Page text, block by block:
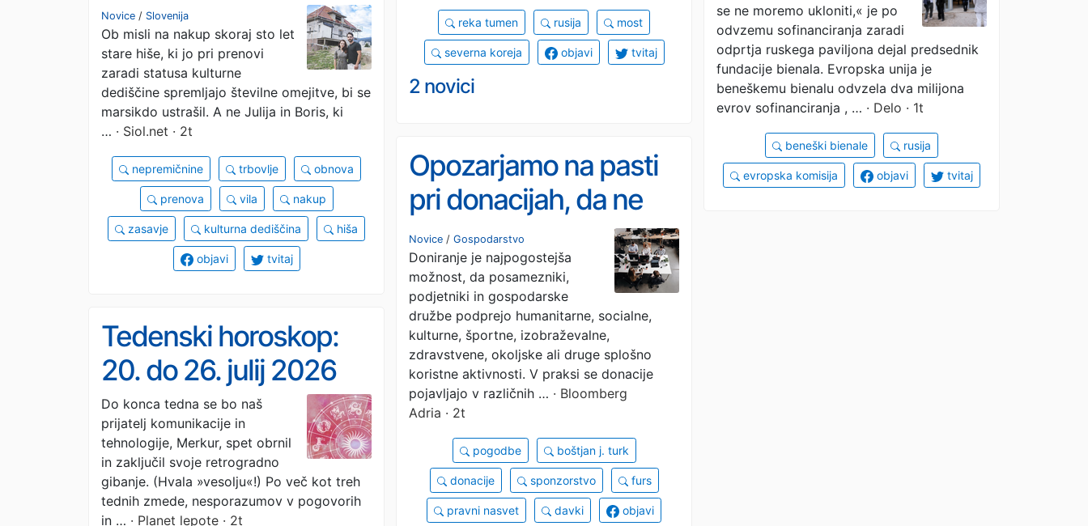
reka tumen rusija most
severna koreja objavi tvitaj
2 novici
se ne moremo ukloniti,« je po
odvzemu sofinanciranja zaradi
odprtja ruskega paviljona dejal predsednik
fundacije bienala. Evropska unija je
beneškemu bienalu odvzela dva milijona
evrov sofinanciranja , … · Delo · 1t
beneški bienale rusija
evropska komisija objavi tvitaj
mesta sta uresničila
svoje sanje: Želela sva
si nečesa posebnega
Novice / Slovenija
Ob misli na nakup skoraj sto let
stare hiše, ki jo pri prenovi
zaradi statusa kulturne
dediščine spremljajo številne omejitve, bi se
marsikdo ustrašil. A ne Julija in Boris, ki
… · Siol.net · 2t
nepremičnine trbovlje obnova
prenova vila nakup
zasavje kulturna dediščina hiša
objavi tvitaj
Opozarjamo na pasti
pri donacijah, da ne
bo težav s Fursom –
pravni nasvet
Novice / Gospodarstvo
Doniranje je najpogostejša
možnost, da posamezniki,
podjetniki in gospodarske
družbe podprejo humanitarne, socialne,
kulturne, športne, izobraževalne,
zdravstvene, okoljske ali druge splošno
koristne aktivnosti. V praksi se donacije
pojavljajo v različnih … · Bloomberg
Adria · 2t
pogodbe boštjan j. turk
donacije sponzorstvo furs
pravni nasvet davki objavi
Tedenski horoskop:
20. do 26. julij 2026
Do konca tedna se bo naš
prijatelj komunikacije in
tehnologije, Merkur, spet obrnil
in zaključil svoje retrogradno
gibanje. (Hvala »vesolju«!) Po več kot treh
tednih zmede, nesporazumov v pogovorih
in … · Planet lepote · 2t